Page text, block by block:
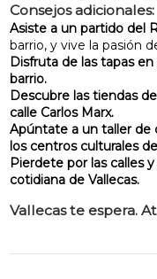
Consejos adicionales:
Asiste a un partido del
barrio, y vive la pasión
Disfruta de las tapas
barrio.
Descubre las tiendas
calle Carlos Marx.
Apúntate a un taller de
los centros culturales
Pierdete por las calles
cotidiana de Vallecas.
Vallecas te espera.